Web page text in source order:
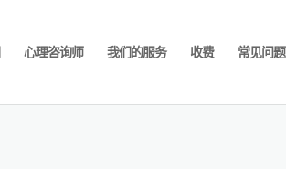
心理咨询师 我们的服务 收费 常见问题